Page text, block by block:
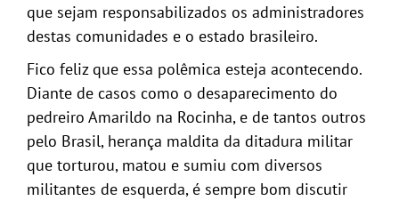
que sejam responsabilizados os administradores
destas comunidades e o estado brasileiro.
Fico feliz que essa polêmica esteja acontecendo.
Diante de casos como o desaparecimento do
pedreiro Amarildo na Rocinha, e de tantos outros
pelo Brasil, herança maldita da ditadura militar
que torturou, matou e sumiu com diversos
militantes de esquerda, é sempre bom discutir